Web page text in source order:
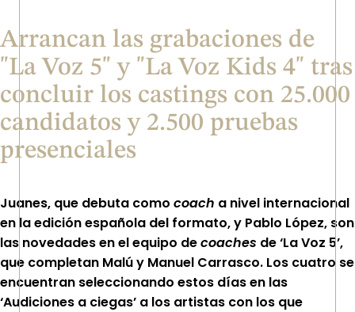
Arrancan las grabaciones de
"La Voz 5" y "La Voz Kids 4" tras
concluir los castings con 25.000
candidatos y 2.500 pruebas
presenciales
Juanes, que debuta como coach a nivel internacional
en la edición española del formato, y Pablo López, son
las novedades en el equipo decoaches de ‘La Voz 5’,
que completan Malú y Manuel Carrasco. Los cuatro se
encuentran seleccionando estos días en las
‘Audiciones a ciegas’ a los artistas con los que